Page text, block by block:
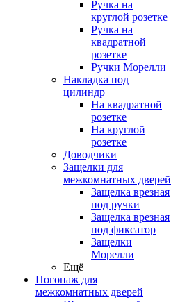
Ручка на
круглой розетке
Ручка на
квадратной
розетке
Ручки Морелли
Накладка под
цилиндр
На квадратной
розетке
На круглой
розетке
Доводчики
Защелки для
межкомнатных дверей
Защелка врезная
под ручки
Защелка врезная
под фиксатор
Защелки
Морелли
Ещё
Погонаж для
межкомнатных дверей